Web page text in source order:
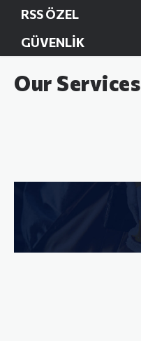
RSS ÖZEL
GÜVENLIK
Our Services